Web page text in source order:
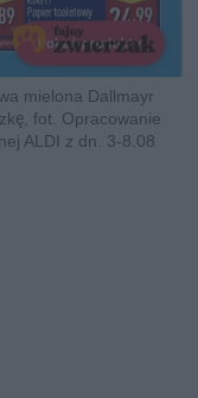
mielona Dallmayr
fot. Opracowanie
ALDI z dn. 3-8.08